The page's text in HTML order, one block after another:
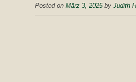
Posted on März 3, 2025 by Judith